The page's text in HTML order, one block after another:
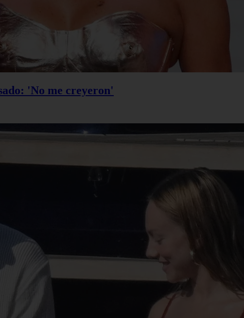
'No me creyeron'